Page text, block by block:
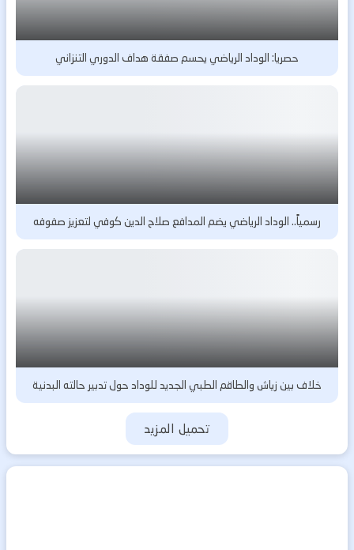
حصريا: الوداد الرياضي يحسم صفقة هداف الدوري التنزاني
رسمياً.. الوداد الرياضي يضم المدافع صلاح الدين كوفي لتعزيز صفوفه
خلاف بين زياش والطاقم الطبي الجديد للوداد حول تدبير حالته البدنية
تحميل المزيد